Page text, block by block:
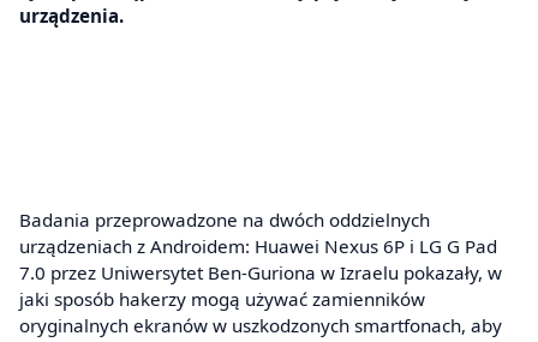
urządzenia.
Badania przeprowadzone na dwóch oddzielnych
urządzeniach z Androidem: Huawei Nexus 6P i LG G Pad
7.0 przez Uniwersytet Ben-Guriona w Izraelu pokazały, w
jaki sposób hakerzy mogą używać zamienników
oryginalnych ekranów w uszkodzonych smartfonach, aby